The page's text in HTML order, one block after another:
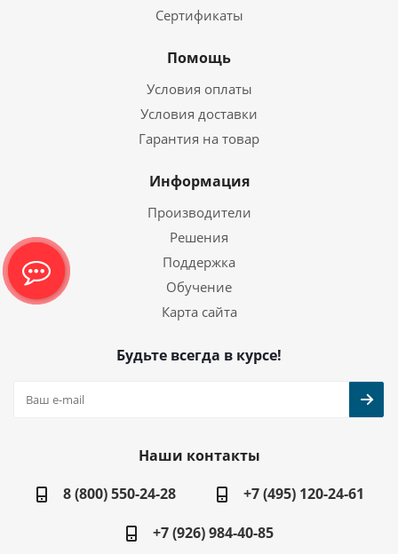
Сертификаты
Помощь
Условия оплаты
Условия доставки
Гарантия на товар
Информация
Производители
Решения
Поддержка
Обучение
Карта сайта
Будьте всегда в курсе!
Наши контакты
8 (800) 550-24-28
+7 (495) 120-24-61
+7 (926) 984-40-85